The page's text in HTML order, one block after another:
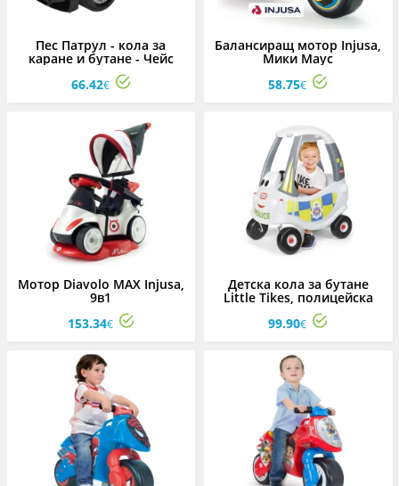
Пес Патрул - кола за
каране и бутане - Чейс
66.42€
Балансиращ мотор Injusa,
Мики Маус
58.75€
Мотор Diavolo MAX Injusa,
9в1
153.34€
Детска кола за бутане
Little Tikes, полицейска
99.90€